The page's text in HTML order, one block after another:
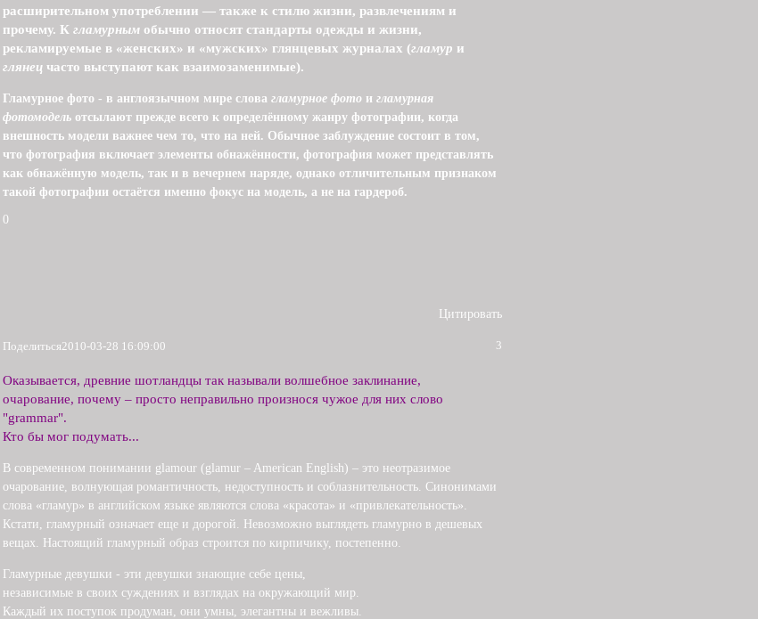
расширительном употреблении — также к стилю жизни, развлечениям и
прочему. К гламурным обычно относят стандарты одежды и жизни,
рекламируемые в «женских» и «мужских» глянцевых журналах (гламур и
глянец часто выступают как взаимозаменимые).
Гламурное фото - в англоязычном мире слова гламурное фото и гламурная
фотомодель отсылают прежде всего к определённому жанру фотографии, когда
внешность модели важнее чем то, что на ней. Обычное заблуждение состоит в том,
что фотография включает элементы обнажённости, фотография может представлять
как обнажённую модель, так и в вечернем наряде, однако отличительным признаком
такой фотографии остаётся именно фокус на модель, а не на гардероб.
0
Цитировать
Поделиться 3
2010-03-28 16:09:00
Оказывается, древние шотландцы так называли волшебное заклинание,
очарование, почему – просто неправильно произнося чужое для них слово
"grammar".
Кто бы мог подумать...
В современном понимании glamour (glamur – American English) – это неотразимое
очарование, волнующая романтичность, недоступность и соблазнительность. Синонимами
слова «гламур» в английском языке являются слова «красота» и «привлекательность».
Кстати, гламурный означает еще и дорогой. Невозможно выглядеть гламурно в дешевых
вещах. Настоящий гламурный образ строится по кирпичику, постепенно.
Гламурные девушки - эти девушки знающие себе цены,
независимые в своих суждениях и взглядах на окружающий мир.
Каждый их поступок продуман, они умны, элегантны и вежливы.